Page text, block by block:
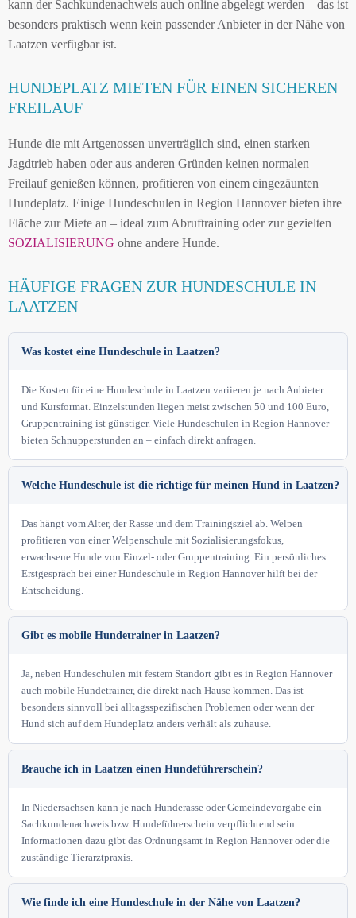
kann der Sachkundenachweis auch online abgelegt werden – das ist
besonders praktisch wenn kein passender Anbieter in der Nähe von
Laatzen verfügbar ist.
HUNDEPLATZ MIETEN FÜR EINEN SICHEREN
FREILAUF
Hunde die mit Artgenossen unverträglich sind, einen starken
Jagdtrieb haben oder aus anderen Gründen keinen normalen
Freilauf genießen können, profitieren von einem eingezäunten
Hundeplatz. Einige Hundeschulen in Region Hannover bieten ihre
Fläche zur Miete an – ideal zum Abruftraining oder zur gezielten
SOZIALISIERUNG ohne andere Hunde.
HÄUFIGE FRAGEN ZUR HUNDESCHULE IN
LAATZEN
Was kostet eine Hundeschule in Laatzen?
Die Kosten für eine Hundeschule in Laatzen variieren je nach Anbieter
und Kursformat. Einzelstunden liegen meist zwischen 50 und 100 Euro,
Gruppentraining ist günstiger. Viele Hundeschulen in Region Hannover
bieten Schnupperstunden an – einfach direkt anfragen.
Welche Hundeschule ist die richtige für meinen Hund in Laatzen?
Das hängt vom Alter, der Rasse und dem Trainingsziel ab. Welpen
profitieren von einer Welpenschule mit Sozialisierungsfokus,
erwachsene Hunde von Einzel- oder Gruppentraining. Ein persönliches
Erstgespräch bei einer Hundeschule in Region Hannover hilft bei der
Entscheidung.
Gibt es mobile Hundetrainer in Laatzen?
Ja, neben Hundeschulen mit festem Standort gibt es in Region Hannover
auch mobile Hundetrainer, die direkt nach Hause kommen. Das ist
besonders sinnvoll bei alltagsspezifischen Problemen oder wenn der
Hund sich auf dem Hundeplatz anders verhält als zuhause.
Brauche ich in Laatzen einen Hundeführerschein?
In Niedersachsen kann je nach Hunderasse oder Gemeindevorgabe ein
Sachkundenachweis bzw. Hundeführerschein verpflichtend sein.
Informationen dazu gibt das Ordnungsamt in Region Hannover oder die
zuständige Tierarztpraxis.
Wie finde ich eine Hundeschule in der Nähe von Laatzen?